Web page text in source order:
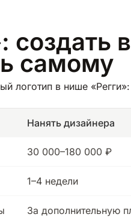
самому
логотип в нише
Нанять дизайнера
30 000–180 000 ₽
1–4 недели
За дополнительную